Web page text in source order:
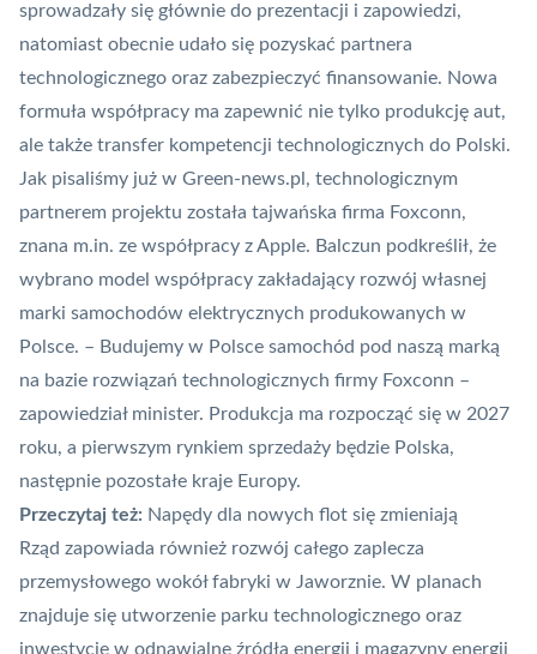
sprowadzały się głównie do prezentacji i zapowiedzi,
natomiast obecnie udało się pozyskać partnera
technologicznego oraz zabezpieczyć finansowanie. Nowa
formuła współpracy ma zapewnić nie tylko produkcję aut,
ale także transfer kompetencji technologicznych do Polski.
Jak pisaliśmy już w Green-news.pl, technologicznym
partnerem projektu została tajwańska firma Foxconn,
znana m.in. ze współpracy z Apple. Balczun podkreślił, że
wybrano model współpracy zakładający rozwój własnej
marki samochodów elektrycznych produkowanych w
Polsce. – Budujemy w Polsce samochód pod naszą marką
na bazie rozwiązań technologicznych firmy Foxconn –
zapowiedział minister. Produkcja ma rozpocząć się w 2027
roku, a pierwszym rynkiem sprzedaży będzie Polska,
następnie pozostałe kraje Europy.
Przeczytaj też: Napędy dla nowych flot się zmieniają
Rząd zapowiada również rozwój całego zaplecza
przemysłowego wokół fabryki w Jaworznie. W planach
znajduje się utworzenie parku technologicznego oraz
inwestycje w odnawialne źródła energii i magazyny energii